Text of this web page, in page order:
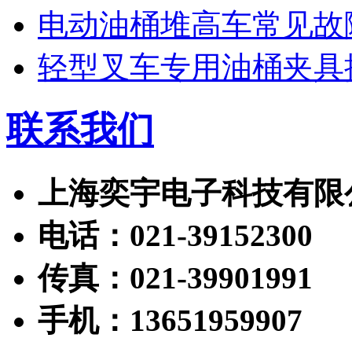
电动油桶堆高车常见
轻型叉车专用油桶夹
联系我们
上海奕宇电子科技有限
电话：021-39152300
传真：021-39901991
手机：13651959907